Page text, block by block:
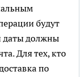
будут
даты должны
Для тех, кто
по